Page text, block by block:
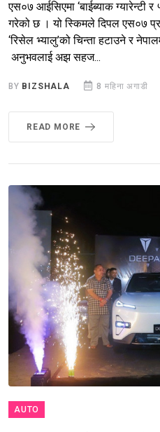
एस०७ आईसिएमा ‘बाईब्याक ग्यारेन्टी
गरेको छ । यो स्किमले दिपल एस०७
‘रिसेल भ्यालु’को चिन्ता हटाउने र
अनुभवलाई अझ सहज...
BY BIZSHALA 8 महिना अगाडी
READ MORE
AUTO